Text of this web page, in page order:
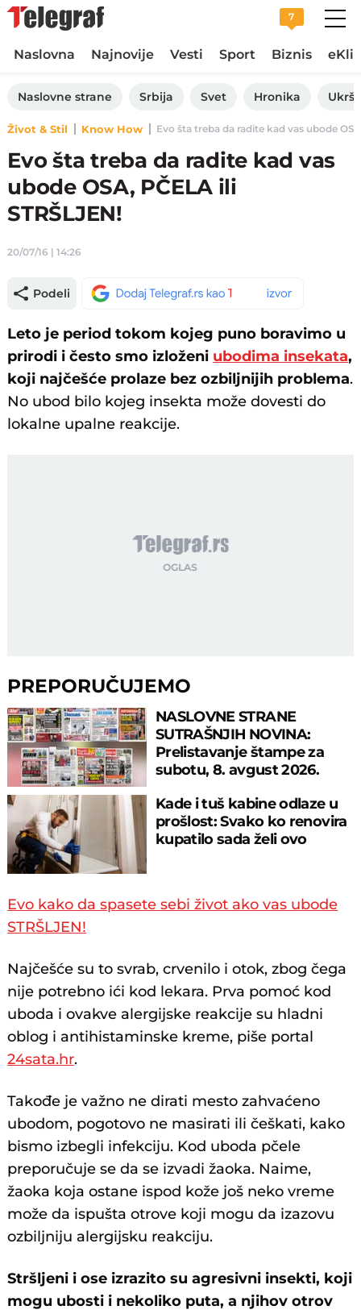
7
Naslovna Najnovije Vesti Sport Biznis
Naslovne strane Srbija Svet Hronika
Život & Stil Know How Evo šta treba da radite kad vas ubode
Evo šta treba da radite kad vas
ubode OSA, PČELA ili
STRŠLJEN!
20/07/16 | 14:26
Podeli
Leto je period tokom kojeg puno boravimo u
prirodi i često smo izloženi ubodima insekata,
koji najčešće prolaze bez ozbiljnijih problema.
No ubod bilo kojeg insekta može dovesti do
lokalne upalne reakcije.
PREPORUČUJEMO
NASLOVNE STRANE
SUTRAŠNJIH NOVINA:
Prelistavanje štampe za
subotu, 8. avgust 2026.
Kade i tuš kabine odlaze u
prošlost: Svako ko renovira
kupatilo sada želi ovo
Evo kako da spasete sebi život ako vas ubode
STRŠLJEN!
Najčešće su to svrab, crvenilo i otok, zbog čega
nije potrebno ići kod lekara. Prva pomoć kod
uboda i ovakve alergijske reakcije su hladni
oblog i antihistaminske kreme, piše portal
24sata.hr.
Takođe je važno ne dirati mesto zahvaćeno
ubodom, pogotovo ne masirati ili češkati, kako
bismo izbegli infekciju. Kod uboda pčele
preporučuje se da se izvadi žaoka. Naime,
žaoka koja ostane ispod kože još neko vreme
može da ispušta otrove koji mogu da izazovu
ozbiljniju alergijsku reakciju.
Stršljeni i ose izrazito su agresivni insekti, koji
mogu ubosti i nekoliko puta, a njihov otrov